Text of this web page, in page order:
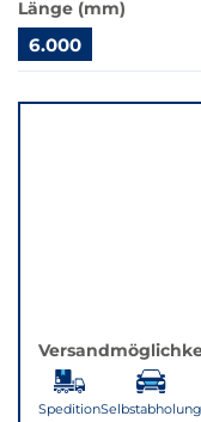
Klick
wechselt
der
Länge (mm)
6.000
zu
SpeditionSelbstabholung